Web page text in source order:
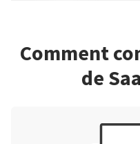
Comment
de